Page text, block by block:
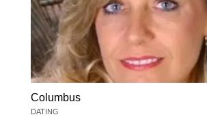
Columbus
DATING